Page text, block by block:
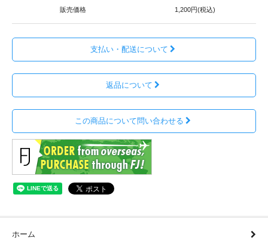
販売価格 1,200円(税込)
支払い・配送について
返品について
この商品について問い合わせる
ホーム